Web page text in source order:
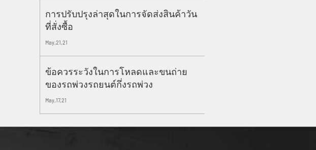
การปรับปรุงล่าสุดในการจัดส่งสินค้าวัน
ที่สั่งซื้อ
May,21,21
ข้อควรระวังในการโหลดและขนถ่าย
ของรถพ่วงรถยนต์กึ่งรถพ่วง
May,17,21